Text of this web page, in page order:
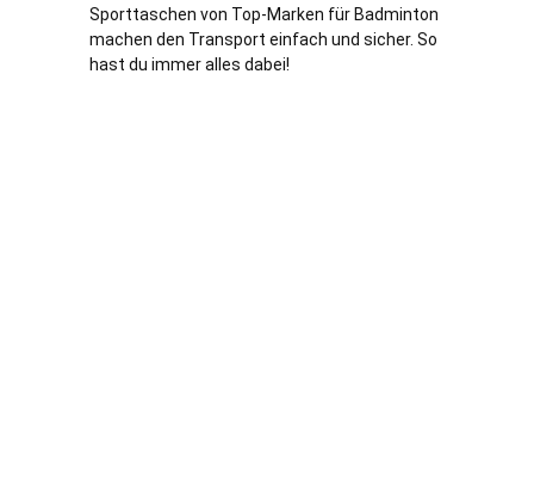
Sporttaschen von Top-Marken für Badminton
machen den Transport einfach und sicher. So
hast du immer alles dabei!